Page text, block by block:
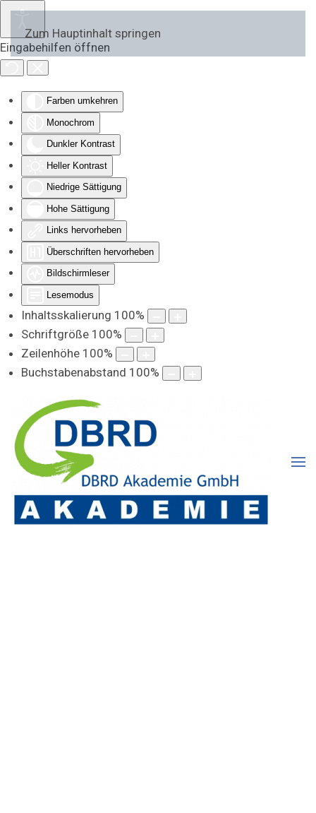
Eingabehilfen öffnen
Farben umkehren
Monochrom
Dunkler Kontrast
Heller Kontrast
Niedrige Sättigung
Hohe Sättigung
Links hervorheben
Überschriften hervorheben
Bildschirmleser
Lesemodus
Inhaltsskalierung 100%
Schriftgröße 100%
Zeilenhöhe 100%
Buchstabenabstand 100%
Zum Hauptinhalt springen